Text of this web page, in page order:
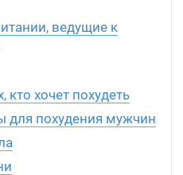
ведущие к
кто хочет похудеть
похудения мужчин